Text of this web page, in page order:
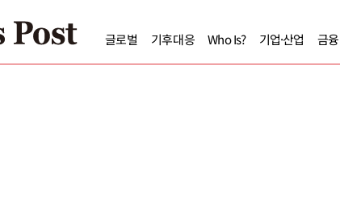
글로벌 기후대응 Who Is? 기업·산업 금융